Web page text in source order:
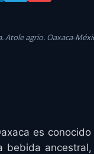
Atole agrio. Oaxaca-
es conocido
bebida